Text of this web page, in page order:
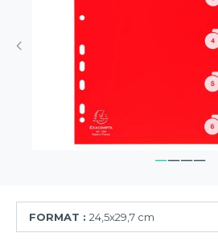
FORMAT : 24,5x29,7 cm